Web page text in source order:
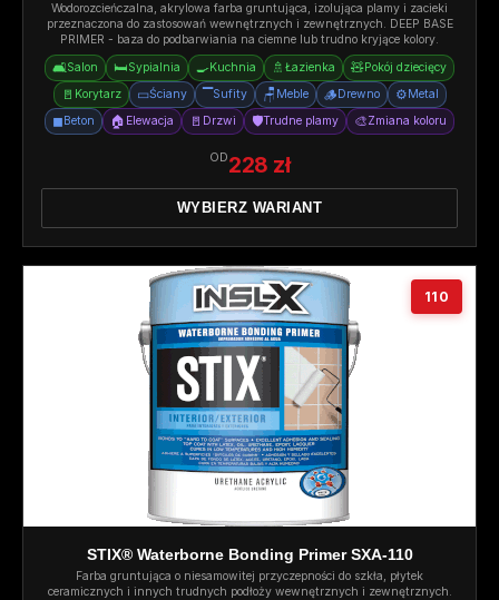
Wodorozcieńczalna, akrylowa farba gruntująca, izolująca plamy i zacieki
przeznaczona do zastosowań wewnętrznych i zewnętrznych. DEEP BASE
PRIMER - baza do podbarwiania na ciemne lub trudno kryjące kolory.
🛋️Salon 🛏️Sypialnia 🍳Kuchnia 🚿 Łazienka 🧸Pokój dziecięcy
🚪 Korytarz ▭Ściany ▔Sufity 🪑 Meble 🪵Drewno ⚙️Metal
◼Beton 🏠 Elewacja 🚪 Drzwi 🛡️Trudne plamy 🎨Zmiana koloru
OD228 zł
WYBIERZ WARIANT
110
STIX® Waterborne Bonding Primer SXA-110
Farba gruntująca o niesamowitej przyczepności do szkła, płytek
ceramicznych i innych trudnych podłoży wewnętrznych i zewnętrznych.